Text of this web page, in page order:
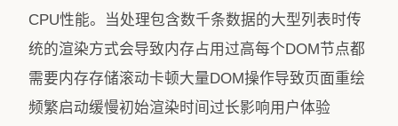
CPU性能。当处理包含数千条数据的大型列表时传
统的渲染方式会导致内存占用过高每个DOM节点都
需要内存存储滚动卡顿大量DOM操作导致页面重绘
频繁启动缓慢初始渲染时间过长影响用户体验